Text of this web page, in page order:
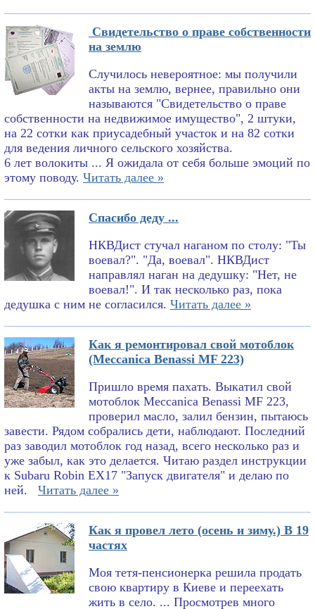
Свидетельство о праве собственности
на землю
Случилось невероятное: мы получили
акты на землю, вернее, правильно они
называются "Свидетельство о праве
собственности на недвижимое имущество", 2 штуки,
на 22 сотки как приусадебный участок и на 82 сотки
для ведения личного сельского хозяйства.
6 лет волокиты ... Я ожидала от себя больше эмоций по
этому поводу. Читать далее »
Спасибо деду ...
НКВДист стучал наганом по столу: "Ты
воевал?". "Да, воевал". НКВДист
направлял наган на дедушку: "Нет, не
воевал!". И так несколько раз, пока
дедушка с ним не согласился. Читать далее »
Как я ремонтировал свой мотоблок
(Meccanica Benassi MF 223)
Пришло время пахать. Выкатил свой
мотоблок Meccanica Benassi MF 223,
проверил масло, залил бензин, пытаюсь
завести. Рядом собрались дети, наблюдают. Последний
раз заводил мотоблок год назад, всего несколько раз и
уже забыл, как это делается. Читаю раздел инструкции
к Subaru Robin EX17 "Запуск двигателя" и делаю по
ней.
Читать далее »
Как я провел лето (осень и зиму.) В 19
частях
Моя тетя-пенсионерка решила продать
свою квартиру в Киеве и переехать
жить в село. ... Просмотрев много